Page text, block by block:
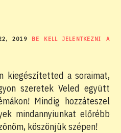
2019 BE KELL JELENTKEZNI A
kiegészítetted a soraimat,
szeretek Veled együtt
Mindig hozzáteszel
mindannyiunkat előrébb
köszönjük szépen!